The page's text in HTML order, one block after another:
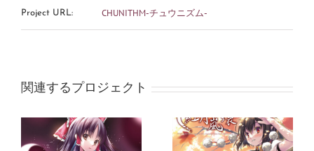
Project URL: CHUNITHM-チュウニズム-
関連するプロジェクト